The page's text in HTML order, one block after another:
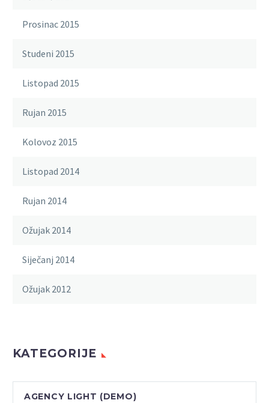
Prosinac 2015
Studeni 2015
Listopad 2015
Rujan 2015
Kolovoz 2015
Listopad 2014
Rujan 2014
Ožujak 2014
Siječanj 2014
Ožujak 2012
KATEGORIJE
AGENCY LIGHT (DEMO)